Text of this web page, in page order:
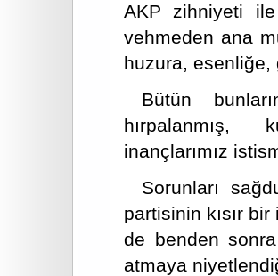
AKP zihniyeti
vehmeden ana
huzura, esenliğe,
Bütün
hırpalanmış,
inançlarımız
Sorunları
partisinin kısır
de benden
atmaya